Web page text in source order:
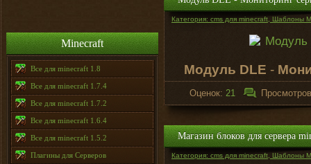
Minecraft
Все для minecraft 1.8
Все для minecraft 1.7.4
Все для minecraft 1.7.2
Все для minecraft 1.6.4
Все для minecraft 1.5.2
Плагины для Серверов
Категория: cms для minecraft, Шаблоны
Модуль DLE -
Оценок: 21
Магазин блоков для сервера
Категория: cms для minecraft, Шаблоны